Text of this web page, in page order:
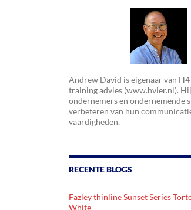
Andrew David is eigenaar van
training advies (www.hvier.nl).
ondernemers en ondernemende
verbeteren van hun
vaardigheden.
RECENTE BLOGS
Fazley thinline Sunset Series
White